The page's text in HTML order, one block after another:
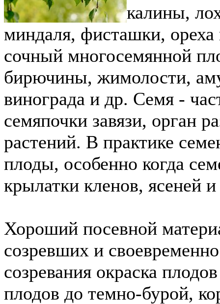
калины,
миндаля, фисташки, ореха
сочный многосемянной
бирючины, жимолости,
винограда и др. Семя -
семяпочки завязи, орган
растений. В практике
плоды, особенно когда
крылатки кленов, ясеней
Хороший посевной
созревших и
созревания окраска
плодов до темно-бурой,